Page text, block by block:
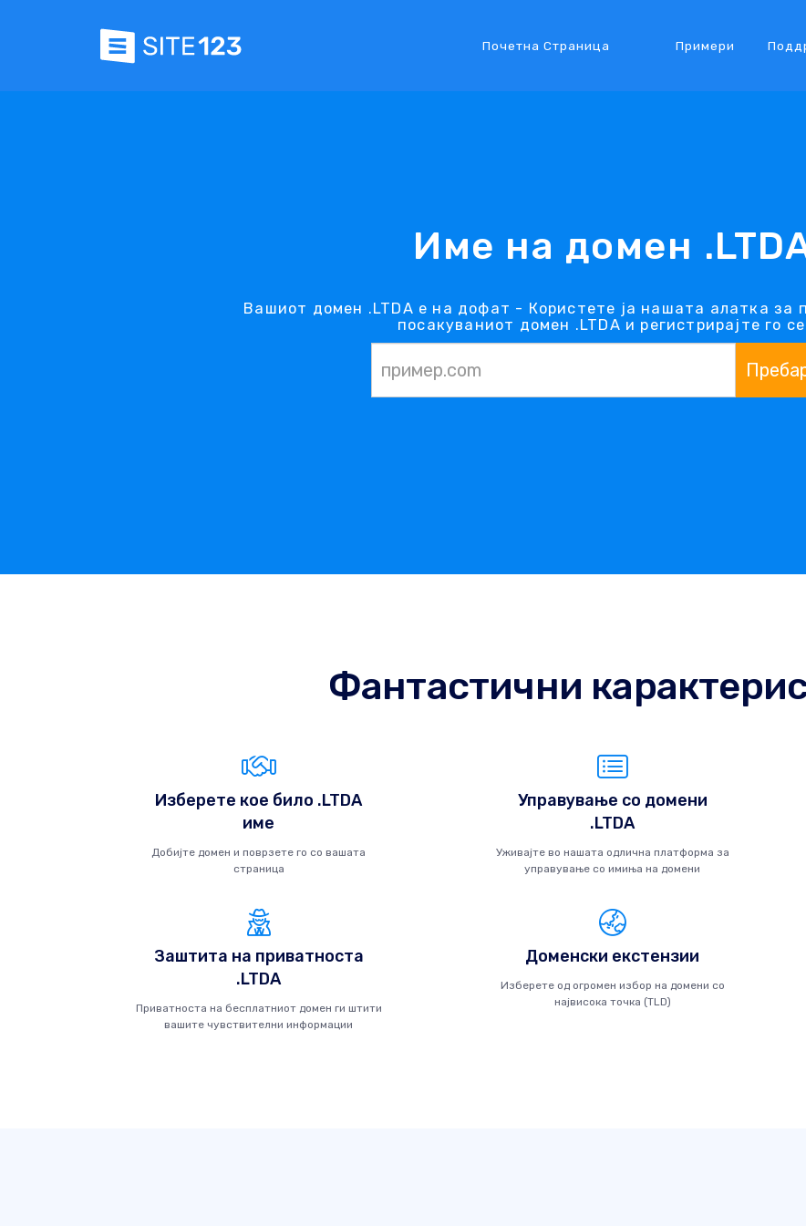
Почетна Страница Примери
Име на домен
Вашиот домен .LTDA е на дофат - Користете ја нашата алатка за
посакуваниот домен .LTDA и регистрирајте го
Фантастични
Изберете кое било .LTDA
име
Добијте домен и поврзете го со вашата
страница
Управување со домени
.LTDA
Уживајте во нашата одлична платформа за
управување со имиња на домени
Заштита на приватноста
.LTDA
Приватноста на бесплатниот домен ги штити
вашите чувствителни информации
Доменски екстензии
Изберете од огромен избор на домени со
највисока точка (TLD)